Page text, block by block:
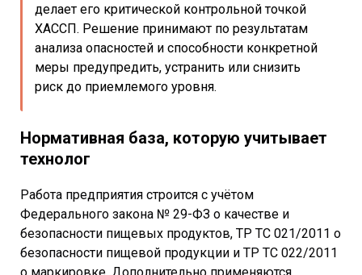
делает его критической контрольной точкой
ХАССП. Решение принимают по результатам
анализа опасностей и способности конкретной
меры предупредить, устранить или снизить
риск до приемлемого уровня.
Нормативная база, которую учитывает
технолог
Работа предприятия строится с учётом
Федерального закона № 29-ФЗ о качестве и
безопасности пищевых продуктов, ТР ТС 021/2011 о
безопасности пищевой продукции и ТР ТС 022/2011
о маркировке. Дополнительно применяются